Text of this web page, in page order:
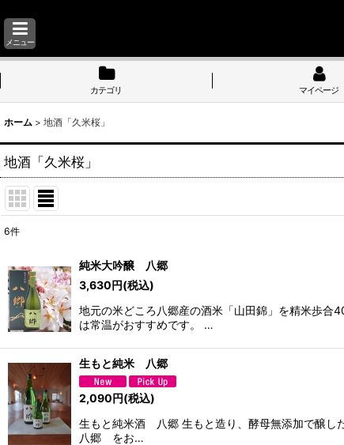
メニュー
カテゴリ マイページ
ホーム > 地酒「久米桜」
地酒「久米桜」
表示数:
並び順:
6件
純米大吟醸 八郷
3,630円(税込)
地元の米どころ八郷産の酒米「山田錦」を精米歩合
は常温がおすすめです。 …
生もと純米 八郷
2,090円(税込)
生もと純米酒 八郷 生もと造り、酵母無添加で醸し
八郷 をお…